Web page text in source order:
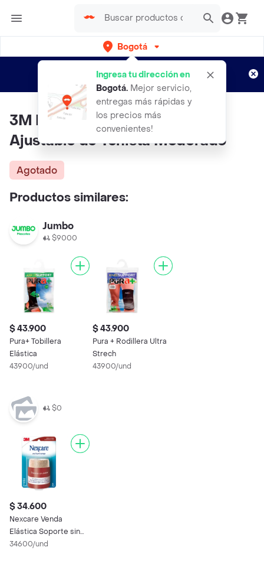
Bogotá
Ingresa tu dirección en
Bogotá. Mejor servicio,
entregas más rápidas y
los precios más
convenientes!
envíos gratis por semanas
Aplican TyC
3M Futuro Soporte para Codo
Ajustable de Tenista Moderado
Agotado
Productos similares:
Jumbo
$9000
$ 43.900
Pura+ Tobillera
Elástica
43900/und
$ 43.900
Pura + Rodillera Ultra
Strech
43900/und
$0
$ 34.600
Nexcare Venda
Elástica Soporte sin
Dolor
34600/und